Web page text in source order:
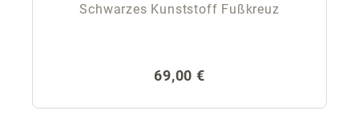
Schwarzes Kunststoff Fußkreuz
Regulärer Preis:
69,00 €